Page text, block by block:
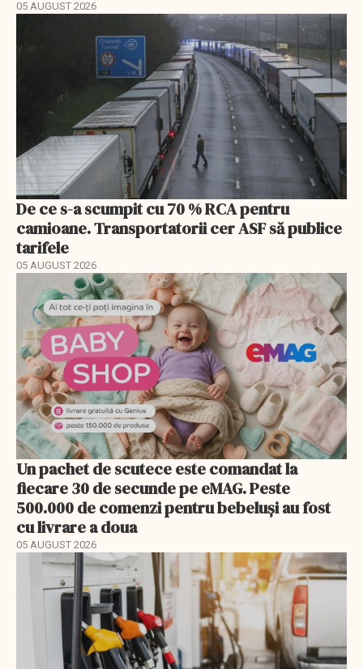
05 AUGUST 2026
De ce s-a scumpit cu 70 % RCA pentru
camioane. Transportatorii cer ASF să publice
tarifele
05 AUGUST 2026
Un pachet de scutece este comandat la
fiecare 30 de secunde pe eMAG. Peste
500.000 de comenzi pentru bebeluși au fost
cu livrare a doua
05 AUGUST 2026